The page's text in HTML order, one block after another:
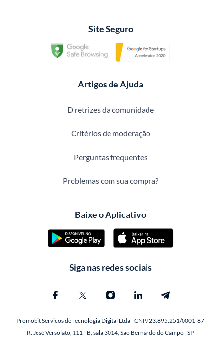
Site Seguro
Artigos de Ajuda
Diretrizes da comunidade
Critérios de moderação
Perguntas frequentes
Problemas com sua compra?
Baixe o Aplicativo
Siga nas redes sociais
Promobit Servicos de Tecnologia Digital Ltda - CNPJ 23.895.251/0001-87
R. José Versolato, 111 - B, sala 3014, São Bernardo do Campo - SP